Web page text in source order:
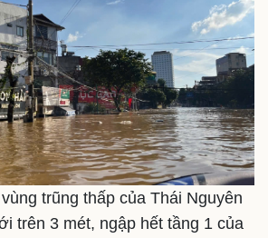
trũng thấp của Thái Nguyên
trên 3 mét, ngập hết tầng 1 của